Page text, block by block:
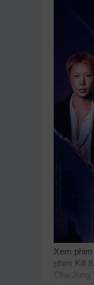
Xem phim
phim Kill
Cha Jung